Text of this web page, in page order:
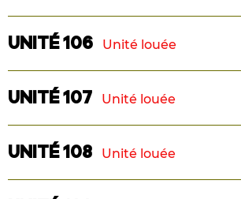
TÉLÉCHARGER LE
Superficie : 522 pi2
TÉLÉCHARGER LE
3 1/2
Superficie : 522 pi2
TÉLÉCHARGER LE
Logement
3 1/2
Superficie : 522 pi2
TÉLÉCHARGER LE
UNITÉ 106 Unité louée
Logement
3 1/2
Superficie : 522 pi2
UNITÉ 107 Unité louée
Logement
3 1/2
UNITÉ 108 Unité louée
Logement